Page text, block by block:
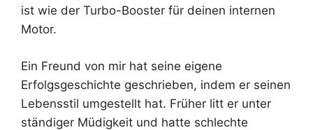
ist wie der Turbo-Booster für deinen internen
Motor.
Ein Freund von mir hat seine eigene
Erfolgsgeschichte geschrieben, indem er seinen
Lebensstil umgestellt hat. Früher litt er unter
ständiger Müdigkeit und hatte schlechte